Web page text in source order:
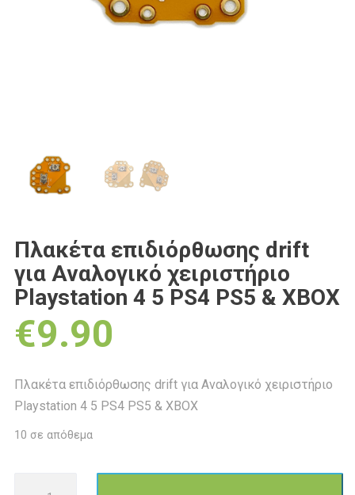
Πλακέτα επιδιόρθωσης drift
για Αναλογικό χειριστήριο
Playstation 4 5 PS4 PS5 & XBOX
€9.90
Πλακέτα επιδιόρθωσης drift για Αναλογικό χειριστήριο
Playstation 4 5 PS4 PS5 & XBOX
10 σε απόθεμα